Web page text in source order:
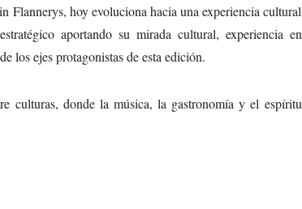
Flannerys, hoy evoluciona hacia una experiencia cultural
aportando su mirada cultural, experiencia en
los ejes protagonistas de esta edición.
culturas, donde la música, la gastronomía y el espíritu